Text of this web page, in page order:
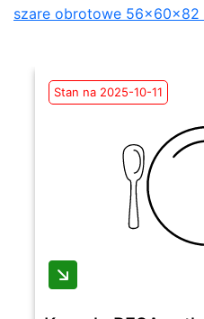
szare obrotowe 56x60x82
Stan na 2025-10-11